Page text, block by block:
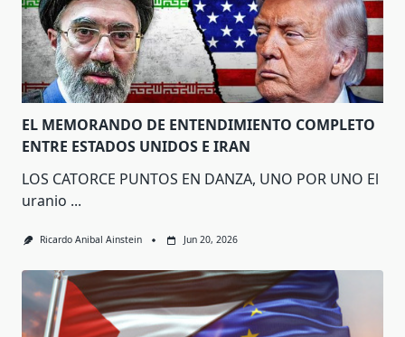
EL MEMORANDO DE ENTENDIMIENTO COMPLETO
ENTRE ESTADOS UNIDOS E IRAN
LOS CATORCE PUNTOS EN DANZA, UNO POR UNO El
uranio ...
Ricardo Anibal Ainstein Jun 20, 2026